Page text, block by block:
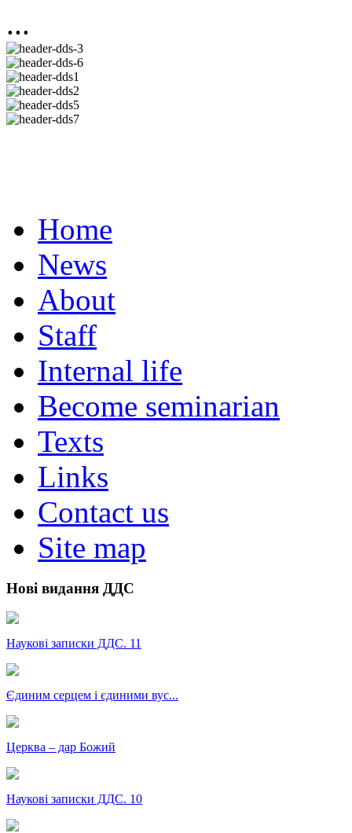
...
Home
News
About
Staff
Internal life
Become seminarian
Texts
Links
Contact us
Site map
Нові видання ДДС
Наукові записки ДДС. 11
Єдиним серцем і єдиними вус...
Церква – дар Божий
Наукові записки ДДС. 10